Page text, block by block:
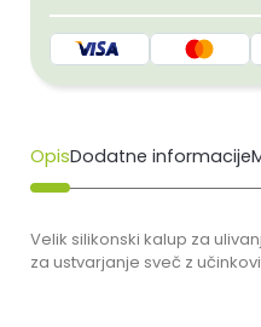
OpisDodatne informacije
Velik silikonski kalup za
za ustvarjanje sveč z